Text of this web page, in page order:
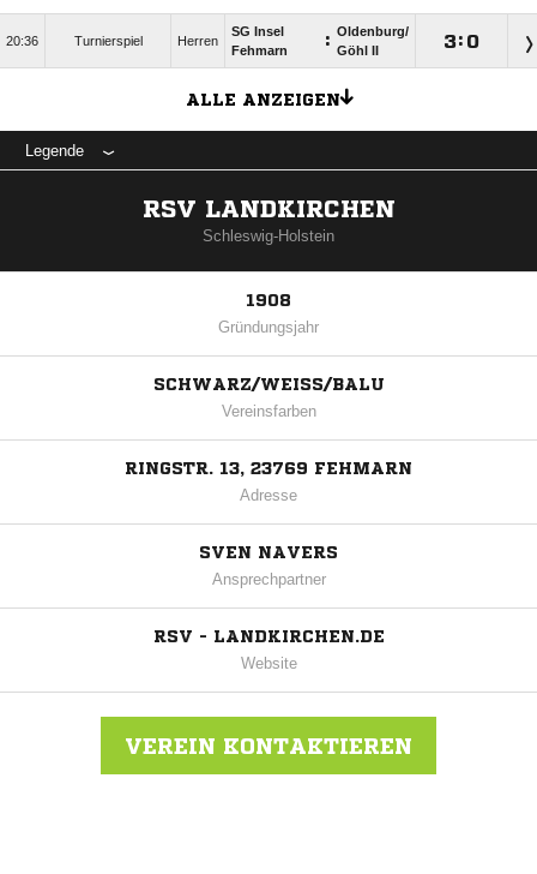
20:36 Turnierspiel Herren
SG Insel
Fehmarn
: Oldenburg/​
Göhl II
: 
ALLE ANZEIGEN
Legende
RSV LANDKIRCHEN
Schleswig-Holstein
1908
Gründungsjahr
SCHWARZ/WEISS/BALU
Vereinsfarben
RINGSTR. 13, 23769 FEHMARN
Adresse
SVEN NAVERS
Ansprechpartner
RSV - LANDKIRCHEN.DE
Website
VEREIN KONTAKTIEREN